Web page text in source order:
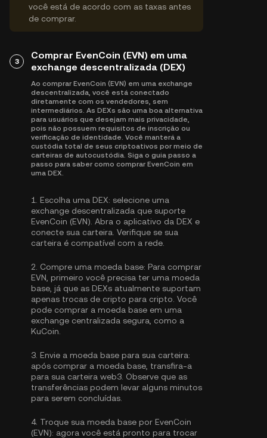
você está de acordo com as taxas antes
de comprar.
3
Comprar EvenCoin (EVN) em uma
exchange descentralizada (DEX)
Ao comprar EvenCoin (EVN) em uma exchange
descentralizada, você está conectado
diretamente com os vendedores, sem
intermediários. As DEXs são uma boa alternativa
para usuários que desejam mais privacidade,
pois não possuem requisitos de inscrição ou
verificação de identidade. Você manterá a
custódia total de seus criptoativos por meio de
carteiras de autocustódia. Siga o guia passo a
passo para saber como comprar EvenCoin em
uma DEX.
1. Escolha uma DEX: selecione uma
exchange descentralizada que suporte
EvenCoin (EVN). Abra o aplicativo da DEX e
conecte sua carteira. Verifique se sua
carteira é compatível com a rede.
2. Compre uma moeda base: Para comprar
EVN, primeiro você precisa ter uma moeda
base, já que as DEXs atualmente suportam
apenas trocas de cripto para cripto. Você
pode comprar a moeda base em uma
exchange centralizada segura, como a
KuCoin.
3. Envie a moeda base para sua carteira:
após comprar a moeda base, transfira-a
para sua carteira web3. Observe que as
transferências podem levar alguns minutos
para serem concluídas.
4. Troque sua moeda base por EvenCoin
(EVN): agora você está pronto para trocar